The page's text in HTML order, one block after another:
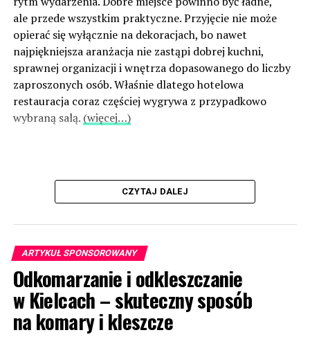
ale przede wszystkim praktyczne. Przyjęcie nie może
opierać się wyłącznie na dekoracjach, bo nawet
najpiękniejsza aranżacja nie zastąpi dobrej kuchni,
sprawnej organizacji i wnętrza dopasowanego do liczby
zaproszonych osób. Właśnie dlatego hotelowa
restauracja coraz częściej wygrywa z przypadkowo
wybraną salą. (więcej…)
CZYTAJ DALEJ
ARTYKUŁ SPONSOROWANY
Odkomarzanie i odkleszczanie
w Kielcach – skuteczny sposób
na komary i kleszcze